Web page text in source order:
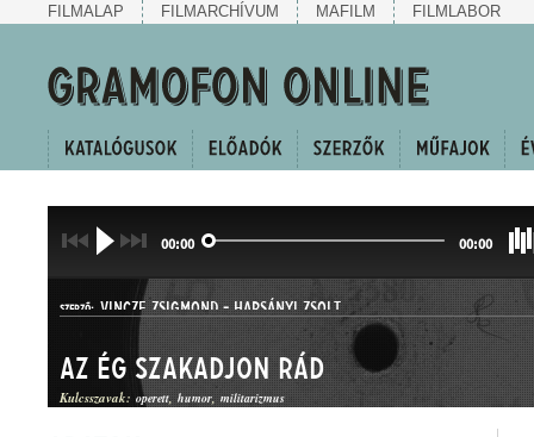
FILMALAP FILMARCHÍVUM MAFILM FILMLABOR
00:00 00:00
SZERZŐ: VINCZE ZSIGMOND-HARSÁNYI ZSOLT
Az ég szakadjon rád
Kulcsszavak: operett humor militarizmus